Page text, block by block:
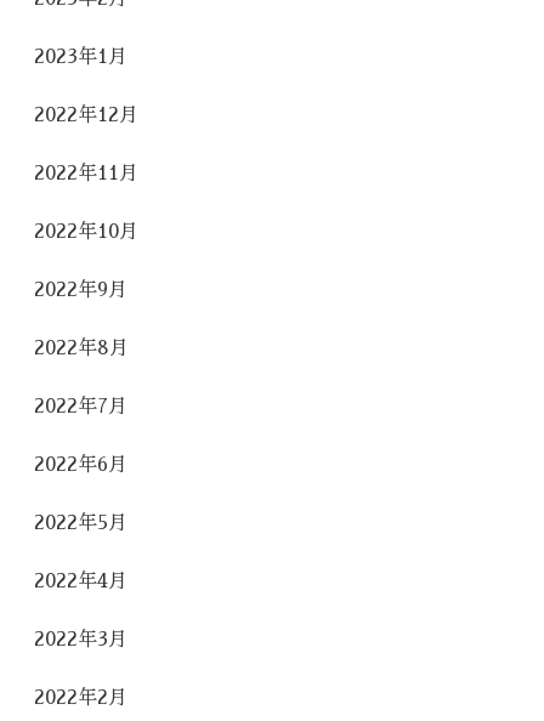
2023年1月
2022年12月
2022年11月
2022年10月
2022年9月
2022年8月
2022年7月
2022年6月
2022年5月
2022年4月
2022年3月
2022年2月